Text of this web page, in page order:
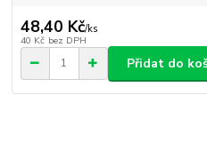
48,40 Kč/ks
40 Kč bez DPH
Přidat do